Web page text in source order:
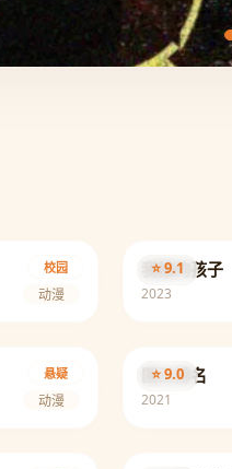
校园
动漫
⭐ 9.1
我推的孩子
2023
悬疑
动漫
⭐ 9.0
国王排名
2021